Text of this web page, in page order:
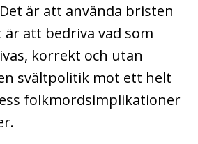
är att använda bristen
är att bedriva vad som
korrekt och utan
svältpolitik mot ett helt
folkmordsimplikationer